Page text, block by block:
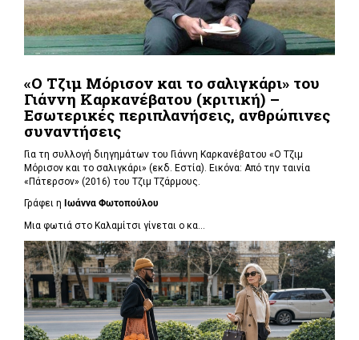
«Ο Τζιμ Μόρισον και το σαλιγκάρι» του
Γιάννη Καρκανέβατου (κριτική) –
Εσωτερικές περιπλανήσεις, ανθρώπινες
συναντήσεις
Για τη συλλογή διηγημάτων του Γιάννη Καρκανέβατου «Ο Τζιμ
Μόρισον και το σαλιγκάρι» (εκδ. Εστία). Εικόνα: Από την ταινία
«Πάτερσον» (2016) του Τζιμ Τζάρμους.
Γράφει η Ιωάννα Φωτοπούλου
Μια φωτιά στο Καλαμίτσι γίνεται ο κα...